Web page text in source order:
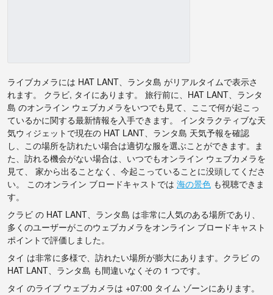
ライブカメラには HAT LANT、ランタ島 がリアルタイムで表示さ
れます。 クラビ, タイにあります。 旅行前に、HAT LANT、ランタ
島 のオンライン ウェブカメラをいつでも見て、ここで何が起こっ
ているかに関する最新情報を入手できます。 インタラクティブな天
気ウィジェットで現在の HAT LANT、ランタ島 天気予報を確認
し、この場所を訪れたい場合は適切な服を選ぶことができます。ま
た、訪れる機会がない場合は、いつでもオンライン ウェブカメラを
見て、 家から出ることなく、今起こっていることに没頭してくださ
い。 このオンライン ブロードキャストでは 海の景色 も視聴できま
す。
クラビ の HAT LANT、ランタ島 は非常に人気のある場所であり、
多くのユーザーがこのウェブカメラをオンライン ブロードキャスト
ポイントで評価しました。
タイ は非常に多様で、訪れたい場所が膨大にあります。クラビ の
HAT LANT、ランタ島 も間違いなくその 1 つです。
タイ のライブ ウェブカメラは +07:00 タイム ゾーンにあります。